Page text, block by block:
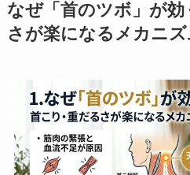
なぜ「首のツボ」が
さが楽になるメカニズ